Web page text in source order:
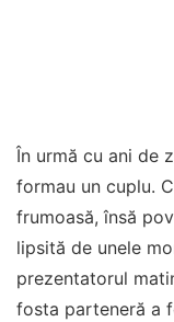
În urmă cu ani de
formau un cuplu.
frumoasă, însă
lipsită de unele
prezentatorul
fosta parteneră a